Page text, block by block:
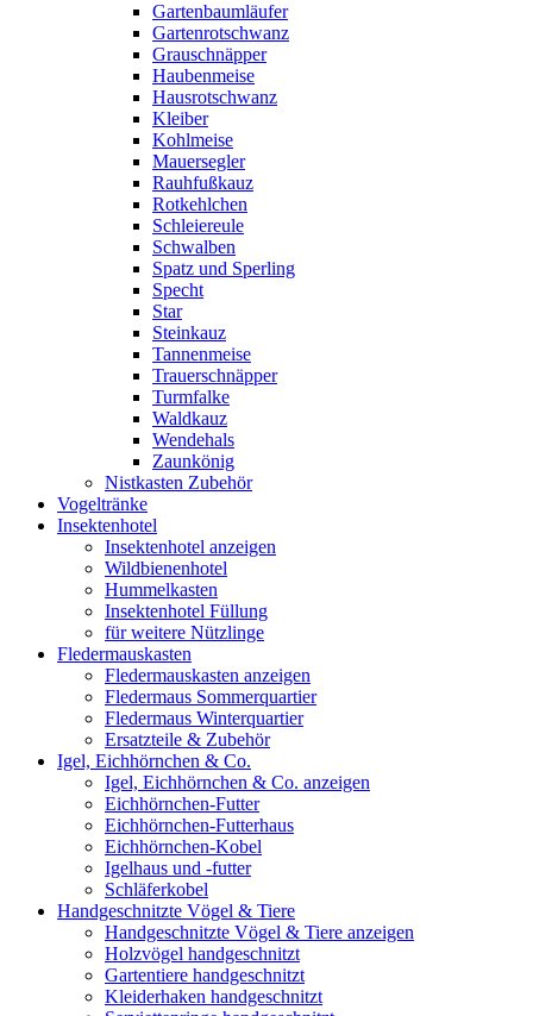
Gartenbaumläufer
Gartenrotschwanz
Grauschnäpper
Haubenmeise
Hausrotschwanz
Kleiber
Kohlmeise
Mauersegler
Rauhfußkauz
Rotkehlchen
Schleiereule
Schwalben
Spatz und Sperling
Specht
Star
Steinkauz
Tannenmeise
Trauerschnäpper
Turmfalke
Waldkauz
Wendehals
Zaunkönig
Nistkasten Zubehör
Vogeltränke
Insektenhotel
Insektenhotel anzeigen
Wildbienenhotel
Hummelkasten
Insektenhotel Füllung
für weitere Nützlinge
Fledermauskasten
Fledermauskasten anzeigen
Fledermaus Sommerquartier
Fledermaus Winterquartier
Ersatzteile & Zubehör
Igel, Eichhörnchen & Co.
Igel, Eichhörnchen & Co. anzeigen
Eichhörnchen-Futter
Eichhörnchen-Futterhaus
Eichhörnchen-Kobel
Igelhaus und -futter
Schläferkobel
Handgeschnitzte Vögel & Tiere
Handgeschnitzte Vögel & Tiere anzeigen
Holzvögel handgeschnitzt
Gartentiere handgeschnitzt
Kleiderhaken handgeschnitzt